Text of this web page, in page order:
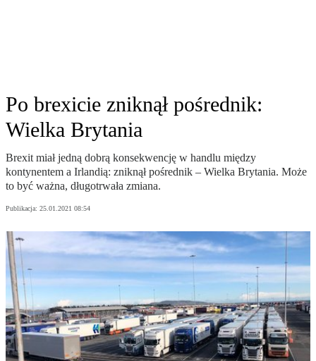
Po brexicie zniknął pośrednik:
Wielka Brytania
Brexit miał jedną dobrą konsekwencję w handlu między
kontynentem a Irlandią: zniknął pośrednik – Wielka Brytania. Może
to być ważna, długotrwała zmiana.
Publikacja: 25.01.2021 08:54